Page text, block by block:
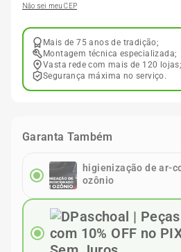
Não sei meu CEP
Mais de 75 anos de tradição;
Montagem técnica especializada;
Vasta rede com mais de 120 lojas;
Segurança máxima no serviço.
Garanta Também
higienização de ar-
ozônio